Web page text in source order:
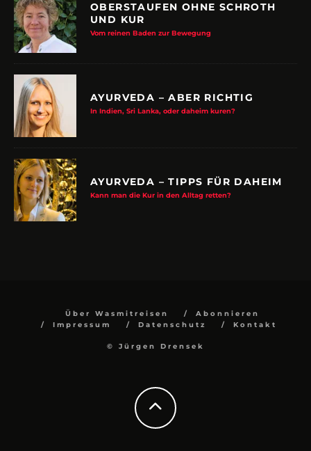
OBERSTAUFEN OHNE SCHROTH
UND KUR
Vom reinen Baden zur Bewegung
AYURVEDA – ABER RICHTIG
In Indien, Sri Lanka, oder daheim kuren?
AYURVEDA – TIPPS FÜR DAHEIM
Kann man die Kur in den Alltag retten?
Über Wasmitreisen
Abonnieren
Impressum
Datenschutz Kontakt
© Jürgen Drensek